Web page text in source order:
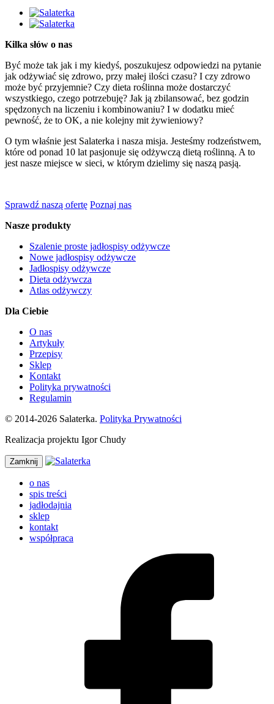
Kilka słów o nas
Być może tak jak i my kiedyś, poszukujesz odpowiedzi na pytanie
jak odżywiać się zdrowo, przy małej ilości czasu? I czy zdrowo
może być przyjemnie? Czy dieta roślinna może dostarczyć
wszystkiego, czego potrzebuję? Jak ją zbilansować, bez godzin
spędzonych na liczeniu i kombinowaniu? I w dodatku mieć
pewność, że to OK, a nie kolejny mit żywieniowy?
O tym właśnie jest Salaterka i nasza misja. Jesteśmy rodzeństwem,
które od ponad 10 lat pasjonuje się odżywczą dietą roślinną. A to
jest nasze miejsce w sieci, w którym dzielimy się naszą pasją.
Sprawdź naszą ofertę Poznaj nas
Nasze produkty
Szalenie proste jadłospisy odżywcze
Nowe jadłospisy odżywcze
Jadłospisy odżywcze
Dieta odżywcza
Atlas odżywczy
Dla Ciebie
O nas
Artykuły
Przepisy
Sklep
Kontakt
Polityka prywatności
Regulamin
© 2014-2026 Salaterka. Polityka Prywatności
Realizacja projektu Igor Chudy
Zamknij
o nas
spis treści
jadłodajnia
sklep
kontakt
współpraca